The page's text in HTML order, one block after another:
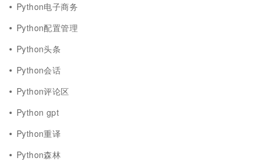
Python电子商务
Python配置管理
Python头条
Python会话
Python评论区
Python gpt
Python重译
Python森林